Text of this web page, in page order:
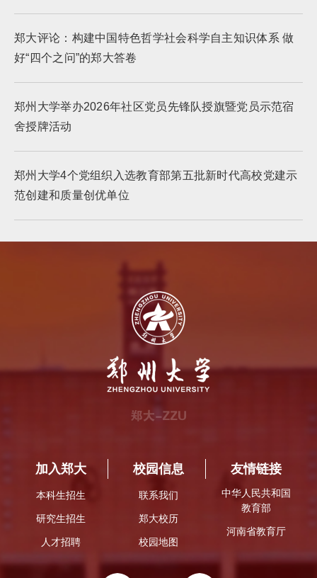
郑大评论：构建中国特色哲学社会科学自主知识体系 做
好“四个之问”的郑大答卷
郑州大学举办2026年社区党员先锋队授旗暨党员示范宿
舍授牌活动
郑州大学4个党组织入选教育部第五批新时代高校党建示
范创建和质量创优单位
加入郑大
本科生招生
研究生招生
人才招聘
校园信息
联系我们
郑大校历
校园地图
友情链接
中华人民共和国
教育部
河南省教育厅